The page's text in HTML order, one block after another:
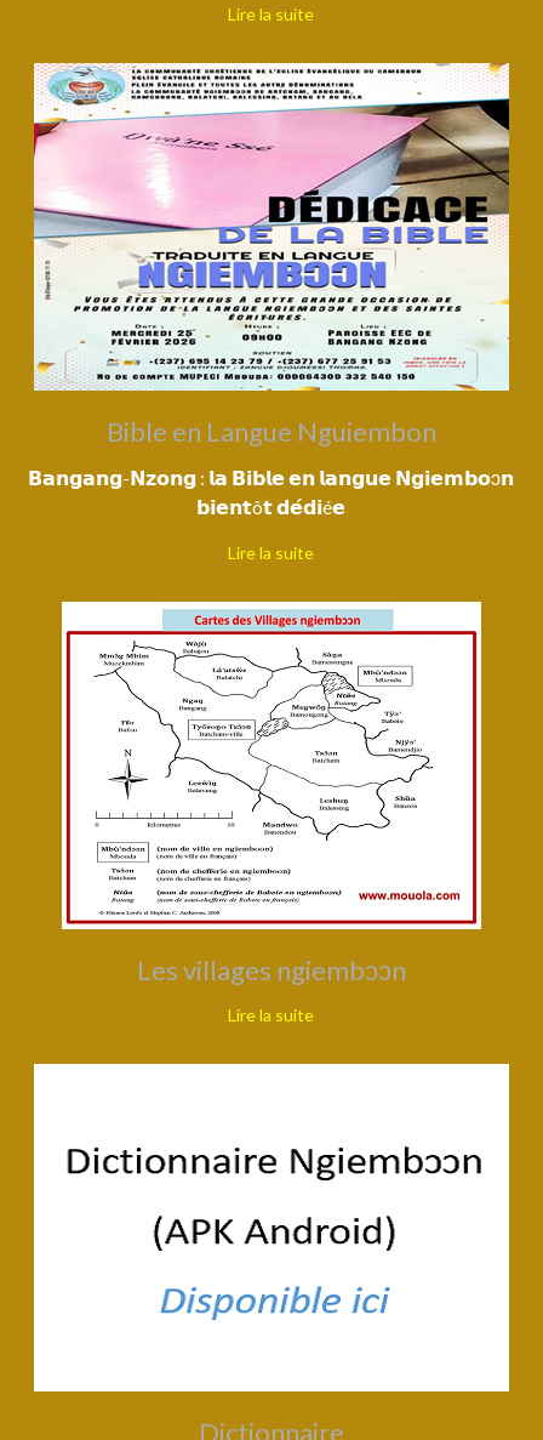
Lire la suite
Bible en Langue Nguiembon
𝗕𝗮𝗻𝗴𝗮𝗻𝗴-𝗡𝘇𝗼𝗻𝗴 : 𝗹𝗮 𝗕𝗶𝗯𝗹𝗲 𝗲𝗻 𝗹𝗮𝗻𝗴𝘂𝗲 𝗡𝗴𝗶𝗲𝗺𝗯𝗼ɔ𝗻
𝗯𝗶𝗲𝗻𝘁ô𝘁 𝗱𝗲́𝗱𝗶é𝗲
Lire la suite
Les villages ngiembↄↄn
Lire la suite
Dictionnaire